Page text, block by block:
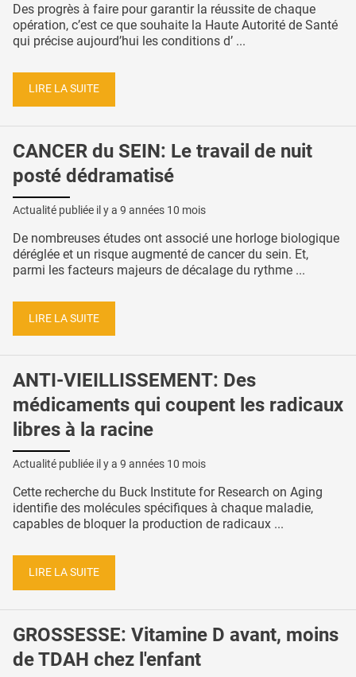
Des progrès à faire pour garantir la réussite de chaque
opération, c’est ce que souhaite la Haute Autorité de Santé
qui précise aujourd’hui les conditions d’ ...
LIRE LA SUITE
CANCER du SEIN: Le travail de nuit
posté dédramatisé
Actualité publiée il y a 9 années 10 mois
De nombreuses études ont associé une horloge biologique
déréglée et un risque augmenté de cancer du sein. Et,
parmi les facteurs majeurs de décalage du rythme ...
LIRE LA SUITE
ANTI-VIEILLISSEMENT: Des
médicaments qui coupent les radicaux
libres à la racine
Actualité publiée il y a 9 années 10 mois
Cette recherche du Buck Institute for Research on Aging
identifie des molécules spécifiques à chaque maladie,
capables de bloquer la production de radicaux ...
LIRE LA SUITE
GROSSESSE: Vitamine D avant, moins
de TDAH chez l'enfant